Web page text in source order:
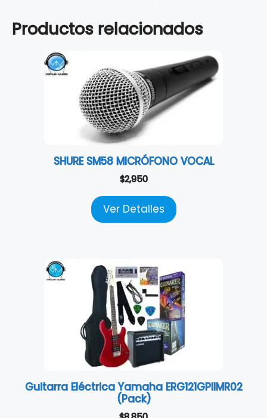
Productos relacionados
SHURE SM58 MICRÓFONO VOCAL
$2,950
Ver Detalles
Guitarra Eléctrica Yamaha ERG121GPIIMR02
(Pack)